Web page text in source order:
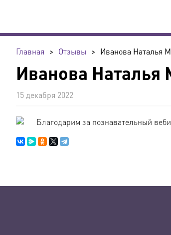
Главная > Отзывы > Иванова Наталья
Иванова Наталья
15 декабря 2022
Благодарим за познавательный